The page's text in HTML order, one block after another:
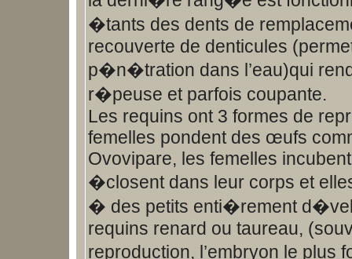
�tants des dents de
recouverte de denticules
p�n�tration dans l’eau)qui
r�peuse et parfois coupante.
Les requins ont 3 formes de
femelles pondent des œufs
Ovovipare, les femelles
�closent dans leur corps et
� des petits enti�rement
requins renard ou taureau,
reproduction, l’embryon le